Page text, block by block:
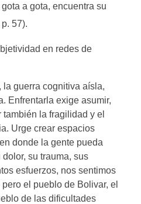
a gota, encuentra su
57).
en redes de
guerra cognitiva aísla,
Enfrentarla exige asumir,
la fragilidad y el
Urge crear espacios
donde la gente pueda
su trauma, sus
esfuerzos, nos sentimos
el pueblo de Bolivar, el
de las dificultades